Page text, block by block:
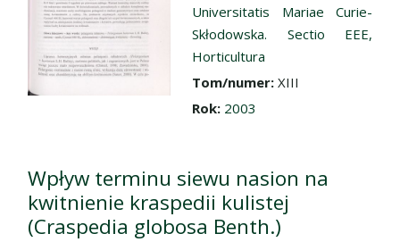
Universitatis Mariae Curie-
Skłodowska. Sectio EEE,
Horticultura
Tom/numer: XIII
Rok: 2003
Wpływ terminu siewu nasion na
kwitnienie kraspedii kulistej
(Craspedia globosa Benth.)